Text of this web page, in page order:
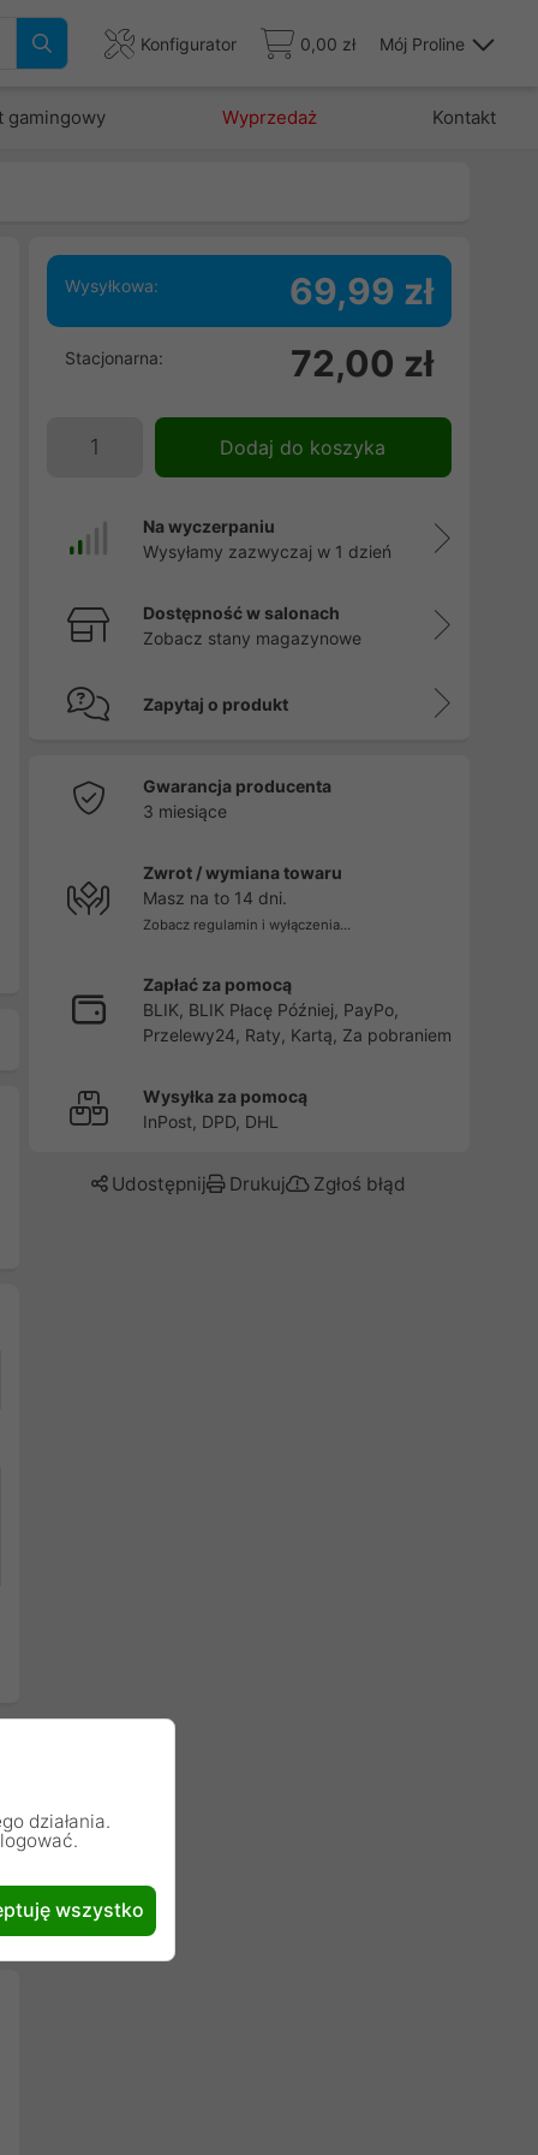
Konfigurator 0,00 zł Mój Proline
gamingowy Wyprzedaż Kontakt
Wysyłkowa: 69,99 zł
Stacjonarna: 72,00 zł
Dodaj do koszyka
Na wyczerpaniu
Wysyłamy zazwyczaj w 1 dzień
Dostępność w salonach
Zobacz stany magazynowe
Zapytaj o produkt
Gwarancja producenta
3 miesiące
Zwrot / wymiana towaru
Masz na to 14 dni.
Zobacz regulamin i wyłączenia...
Zapłać za pomocą
BLIK, BLIK Płacę Później, PayPo,
Przelewy24, Raty, Kartą, Za pobraniem
Wysyłka za pomocą
InPost, DPD, DHL
Udostępnij Drukuj Zgłoś błąd
działania.
wszystko